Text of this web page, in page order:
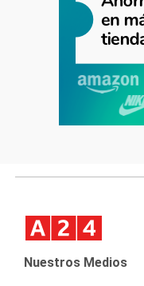
Nuestros Medios